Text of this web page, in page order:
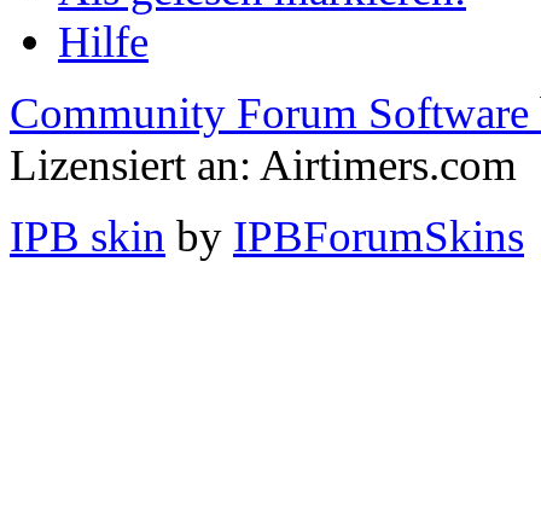
Hilfe
Community Forum Software
Lizensiert an: Airtimers.com
IPB skin by IPBForumSkins